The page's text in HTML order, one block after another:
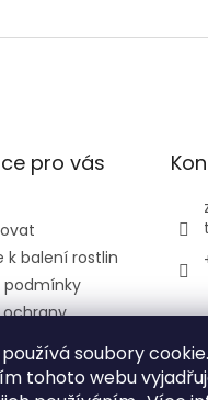
soubory
tohoto webu
pro vás
k balení rostlin
a